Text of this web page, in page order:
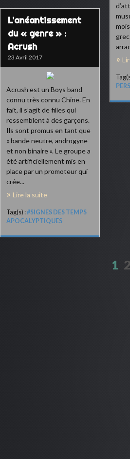
L’anéantissement
du « genre » :
Acrush
23 Avril 2017
Acrush est un Boys band
connu très connu Chine. En
fait, il s’agit de filles qui
ressemblent à des garçons.
Ils sont promus en tant que
« bande neutre, androgyne
et non binaire ». Le groupe a
été artificiellement mis en
place par un promoteur qui
crée...
Lire la suite
Tag(s) :#SIGNES DES TEMPS
APOCALYPTIQUES
1 2